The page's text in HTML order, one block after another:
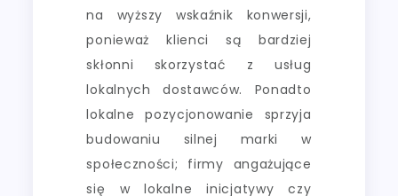
na wyższy wskaźnik konwersji,
ponieważ klienci są bardziej
skłonni skorzystać z usług
lokalnych dostawców. Ponadto
lokalne pozycjonowanie sprzyja
budowaniu silnej marki w
społeczności; firmy angażujące
się w lokalne inicjatywy czy